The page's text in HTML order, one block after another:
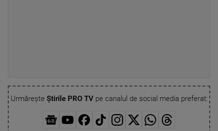
Urmărește Știrile PRO TVpe canalul de social media preferat: